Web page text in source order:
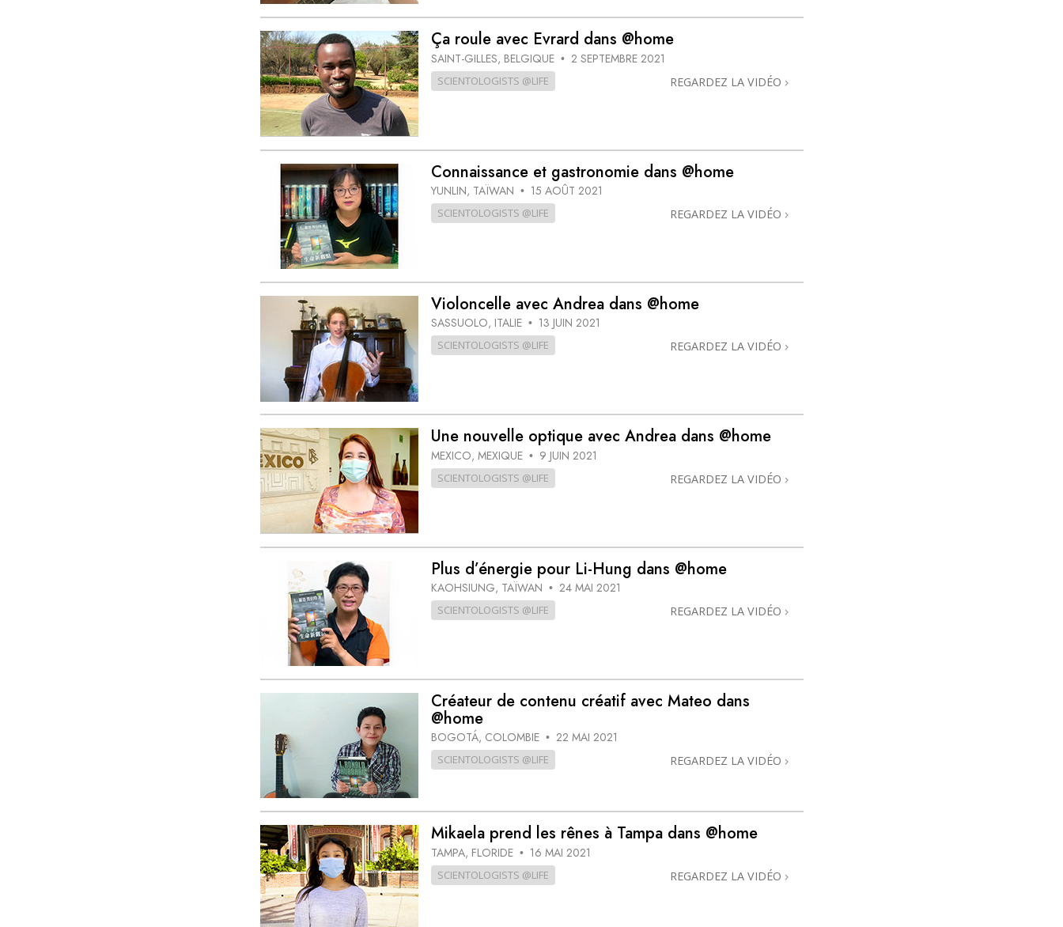
Ça roule avec Evrard dans @home
SAINT-GILLES, BELGIQUE • 2 SEPTEMBRE 2021
SCIENTOLOGISTS @LIFE REGARDEZ LA VIDÉO
Connaissance et gastronomie dans @home
YUNLIN, TAÏWAN • 15 AOÛT 2021
SCIENTOLOGISTS @LIFE REGARDEZ LA VIDÉO
Violoncelle avec Andrea dans @home
SASSUOLO, ITALIE • 13 JUIN 2021
SCIENTOLOGISTS @LIFE REGARDEZ LA VIDÉO
Une nouvelle optique avec Andrea dans @home
MEXICO, MEXIQUE • 9 JUIN 2021
SCIENTOLOGISTS @LIFE REGARDEZ LA VIDÉO
Plus d’énergie pour Li-Hung dans @home
KAOHSIUNG, TAÏWAN • 24 MAI 2021
SCIENTOLOGISTS @LIFE REGARDEZ LA VIDÉO
Créateur de contenu créatif avec Mateo dans
@home
BOGOTÁ, COLOMBIE • 22 MAI 2021
SCIENTOLOGISTS @LIFE REGARDEZ LA VIDÉO
Mikaela prend les rênes à Tampa dans @home
TAMPA, FLORIDE • 16 MAI 2021
SCIENTOLOGISTS @LIFE REGARDEZ LA VIDÉO